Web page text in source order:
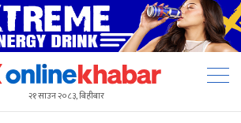
२१ साउन २०८३, बिहीबार